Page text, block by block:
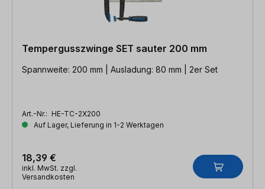
Tempergusszwinge SET sauter 200 mm
Spannweite: 200 mm | Ausladung: 80 mm | 2er Set
Art.-Nr.: HE-TC-2X200
Auf Lager, Lieferung in 1-2 Werktagen
18,39 €
inkl. MwSt. zzgl.
Versandkosten